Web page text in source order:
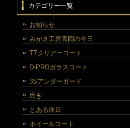
カテゴリー一覧
お知らせ
みがき工房高岡の今日
TTクリアーコート
D-PROガラスコート
3Sアンダーガード
磨き
とある休日
ホイールコート